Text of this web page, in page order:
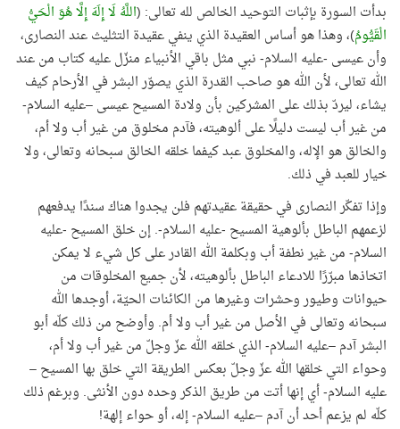
بدأت السورة بإثبات التوحيد الخالص لله تعالى: (اللَّهُ لَا إِلَهَ إِلَّا هُوَ الْحَيُّ
الْقَيُّومُ)، وهذا هو أساس العقيدة الذي ينفي عقيدة التثليث عند النصارى،
وأن عيسى -عليه السلام- نبي مثل باقي الأنبياء منزّل عليه كتاب من عند
الله تعالى، لأن الله هو صاحب القدرة الذي يصوّر البشر في الأرحام كيف
يشاء، ليردّ بذلك على المشركين بأن ولادة المسيح عيسى –عليه السلام-
من غير أب ليست دليلًا على ألوهيته، فآدم مخلوق من غير أب ولا أم،
والخالق هو الإله، والمخلوق عبد كيفما خلقه الخالق سبحانه وتعالى، ولا
خيار للعبد في ذلك.
وإذا تفكّر النصارى في حقيقة عقيدتهم فلن يجدوا هناك سندًا يدفعهم
لزعمهم الباطل بألوهية المسيح -عليه السلام-. إن خلق المسيح -عليه
السلام- من غير نطفة أب وبكلمة الله القادر على كل شيء لا يمكن
اتخاذها مبرّرًا للادعاء الباطل بألوهيته، لأن جميع المخلوقات من
حيوانات وطيور وحشرات وغيرها من الكائنات الحيّة، أوجدها الله
سبحانه وتعالى في الأصل من غير أب ولا أم. وأوضح من ذلك كلّه أبو
البشر آدم –عليه السلام- الذي خلقه الله عزّ وجلّ من غير أب ولا أم،
وحواء التي خلقها الله عزّ وجلّ بعكس الطريقة التي خلق بها المسيح –
عليه السلام- أي إنها أتت من طريق الذكر وحده دون الأنثى. وبرغم ذلك
كلّه لم يزعم أحد أن آدم –عليه السلام- إله، أو حواء إلهة!